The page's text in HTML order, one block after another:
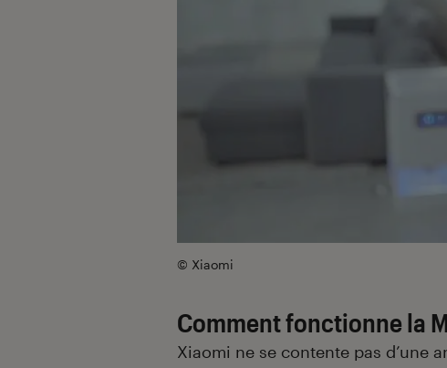
© Xiaomi
Comment fonctionne la
Xiaomi ne se contente pas d’une